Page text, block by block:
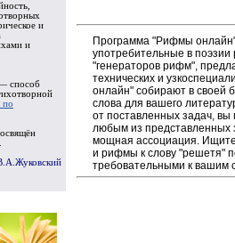
и
и
способ
по
Программа "Рифмы
употребительные в
"генераторов рифм",
технических и
онлайн" собирают в своей
слова для вашего
от поставленных задач,
любым из
мощная ассоциация. Ищите
и рифмы к слову "решетя"
требовательными к вашим